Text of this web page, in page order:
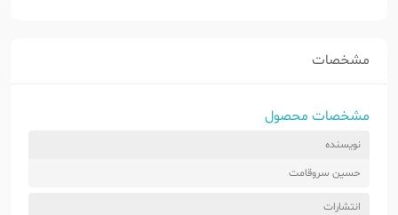
مشخصات
مشخصات محصول
نویسنده
حسین سروقامت
انتشارات